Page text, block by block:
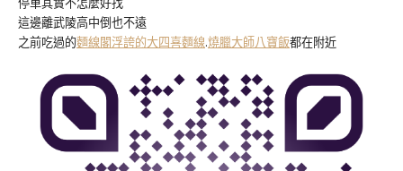
這邊離武陵高中倒也不遠
之前吃過的麵線閣浮誇的大四喜麵線.燒臘大師八寶飯都在附近